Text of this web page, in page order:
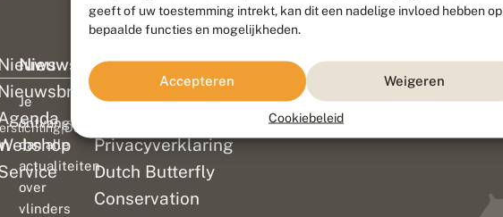
geeft of uw toestemming intrekt, kan dit een nadelige invloed hebben op
bepaalde functies en mogelijkheden.
Accepteren Weigeren
Cookiebeleid
Colofon
Disclaimer
Privacyverklaring
Dutch Butterfly
Conservation
Nieuwsbrief
Je
ontvangt
dan alle
actualiteiten
over
vlinders
|Duurzaam ontwikkeld door Go2People, ontworpen door